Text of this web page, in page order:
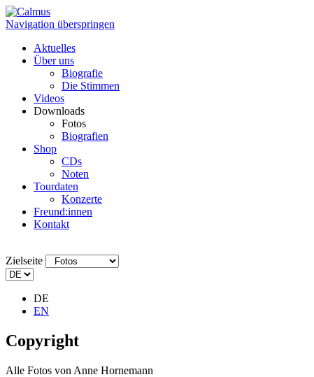
Navigation überspringen
Aktuelles
Über uns
Biografie
Die Stimmen
Videos
Downloads
Fotos
Biografien
Shop
CDs
Noten
Tourdaten
Konzerte
Freund:innen
Kontakt
Zielseite
DE
EN
Copyright
Alle Fotos von Anne Hornemann